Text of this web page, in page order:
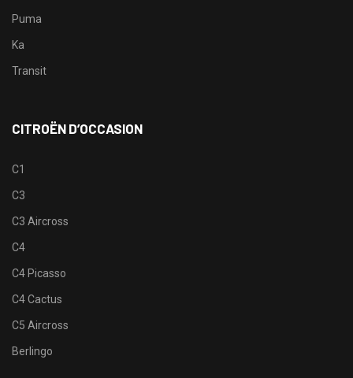
Puma
Ka
Transit
CITROËN D’OCCASION
C1
C3
C3 Aircross
C4
C4 Picasso
C4 Cactus
C5 Aircross
Berlingo